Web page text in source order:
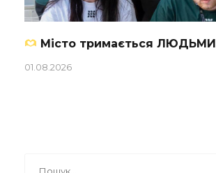
Місто тримається ЛЮДЬМИ
01.08.2026